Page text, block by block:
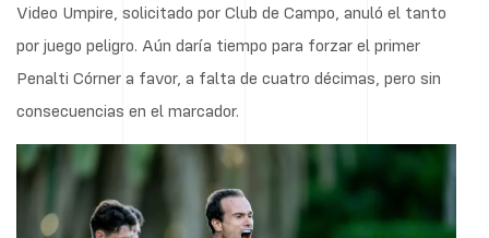
Video Umpire, solicitado por Club de Campo, anuló el tanto
por juego peligro. Aún daría tiempo para forzar el primer
Penalti Córner a favor, a falta de cuatro décimas, pero sin
consecuencias en el marcador.